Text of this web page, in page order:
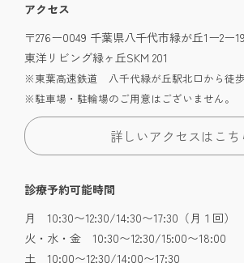
アクセス
〒276ー0049 千葉県八千代市緑が丘1ー2ー19
東洋リビング緑ヶ丘SKM 201
※東葉高速鉄道 八千代緑が丘駅北口から徒
※駐車場・駐輪場のご用意はございません。
詳しいアクセスはこち
診療予約可能時間
月 10:30〜12:30/14:30〜17:30（月１回）
火・水・金 10:30〜12:30/15:00〜18:00
土 10:00〜12:30/14:00〜17:30